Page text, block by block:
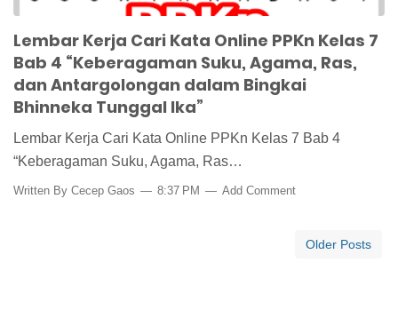
Lembar Kerja Cari Kata Online PPKn Kelas 7
Bab 4 “Keberagaman Suku, Agama, Ras,
dan Antargolongan dalam Bingkai
Bhinneka Tunggal Ika”
Lembar Kerja Cari Kata Online PPKn Kelas 7 Bab 4
“Keberagaman Suku, Agama, Ras…
Written By Cecep Gaos 8:37 PM Add Comment
Older Posts